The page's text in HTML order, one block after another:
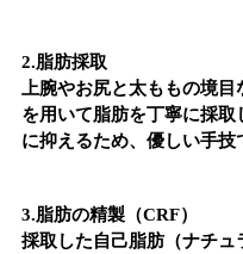
2.脂肪採取
上腕やお尻と太ももの境
を用いて脂肪を丁寧に採
に抑えるため、優しい手技
3.脂肪の精製（CRF）
採取した自己脂肪（ナチ